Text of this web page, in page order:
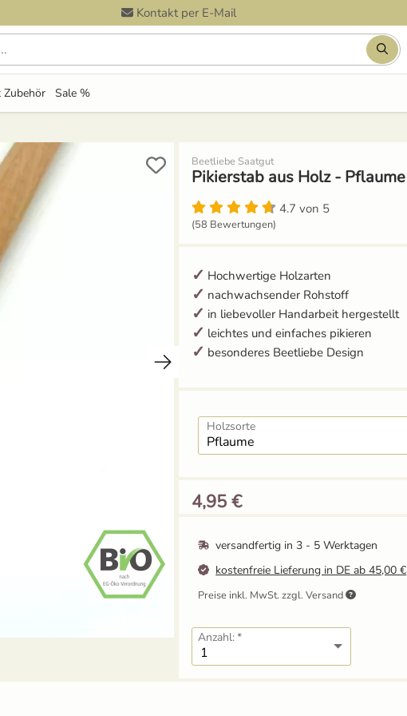
Kontakt per E-Mail
Zubehör Sale %
Beetliebe Saatgut
Pikierstab aus Holz - Pflaume
4.7 von 5
(58 Bewertungen)
Hochwertige Holzarten
nachwachsender Rohstoff
in liebevoller Handarbeit hergestellt
leichtes und einfaches pikieren
besonderes Beetliebe Design
Holzsorte
4,95 €
versandfertig in3 - 5 Werktagen
kostenfreie Lieferung in DE ab 45,00 €
Preise inkl. MwSt. zzgl. Versand
Anzahl: